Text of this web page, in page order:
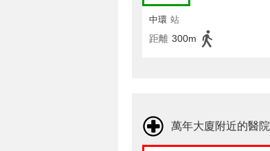
中環 站
距離 300m
萬年大廈附近的醫院